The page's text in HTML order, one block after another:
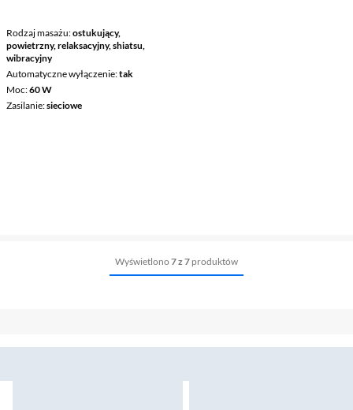
Rodzaj masażu ostukujący,
powietrzny, relaksacyjny, shiatsu,
wibracyjny
Automatyczne wyłączenie tak
Moc 60 W
Zasilanie sieciowe
Wyświetlono 7 z 7 produktów